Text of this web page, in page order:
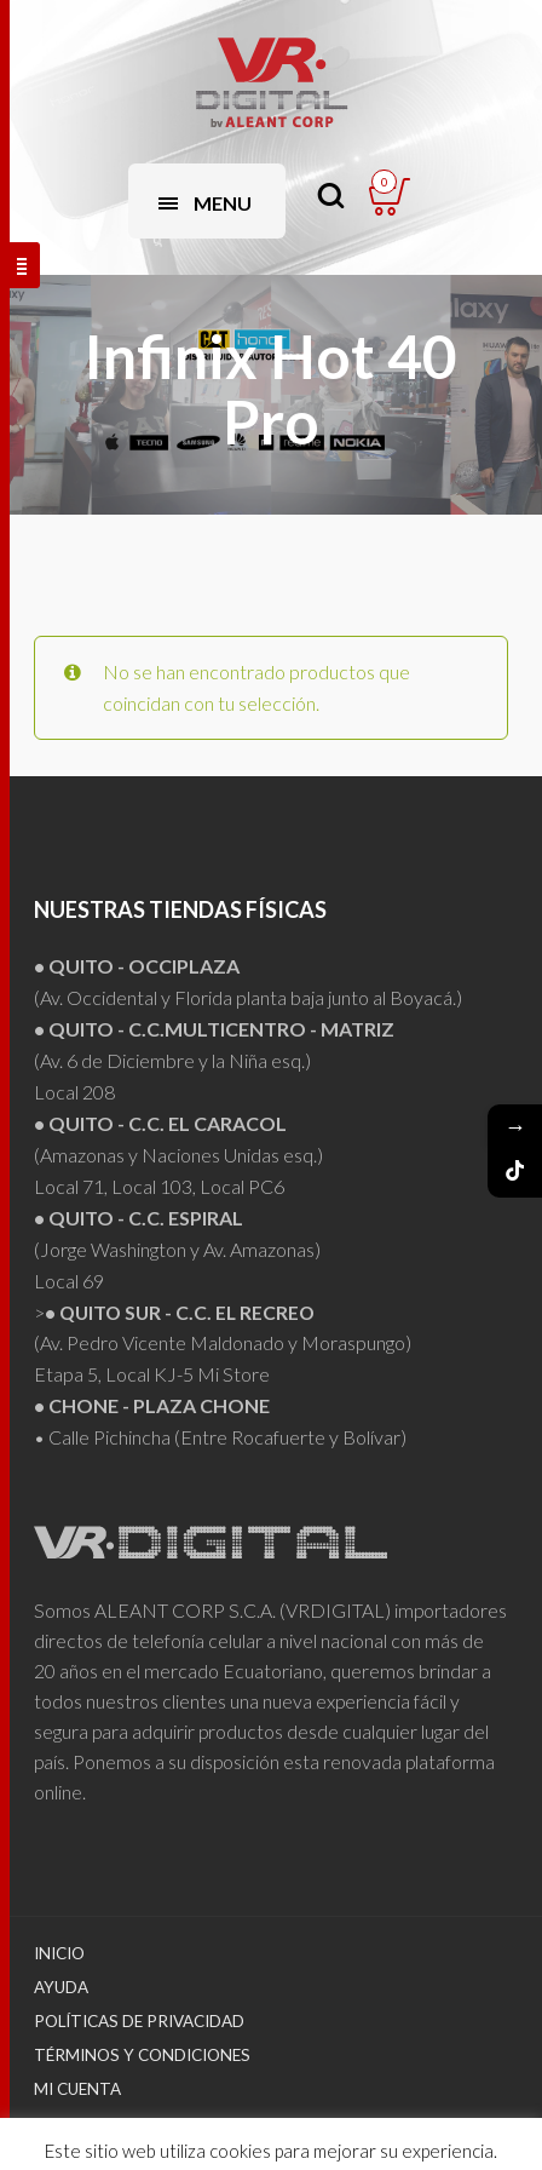
MENU
0
Infinix Hot 40
Pro
No se han encontrado productos que
coincidan con tu selección.
NUESTRAS TIENDAS FÍSICAS
• QUITO - OCCIPLAZA
(Av. Occidental y Florida planta baja junto al Boyacá.)
• QUITO - C.C.MULTICENTRO - MATRIZ
(Av. 6 de Diciembre y la Niña esq.)
Local 208
• QUITO - C.C. EL CARACOL
(Amazonas y Naciones Unidas esq.)
Local 71, Local 103, Local PC6
• QUITO - C.C. ESPIRAL
(Jorge Washington y Av. Amazonas)
Local 69
>• QUITO SUR - C.C. EL RECREO
(Av. Pedro Vicente Maldonado y Moraspungo)
Etapa 5, Local KJ-5 Mi Store
• CHONE - PLAZA CHONE
• Calle Pichincha (Entre Rocafuerte y Bolívar)
Somos ALEANT CORP S.C.A. (VRDIGITAL) importadores
directos de telefonía celular a nivel nacional con más de
20 años en el mercado Ecuatoriano, queremos brindar a
todos nuestros clientes una nueva experiencia fácil y
segura para adquirir productos desde cualquier lugar del
país. Ponemos a su disposición esta renovada plataforma
online.
INICIO
AYUDA
POLÍTICAS DE PRIVACIDAD
TÉRMINOS Y CONDICIONES
MI CUENTA
Este sitio web utiliza cookies para mejorar su experiencia.
→